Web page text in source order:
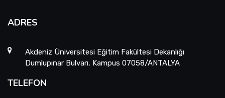
ADRES
Akdeniz Üniversitesi Eğitim Fakültesi Dekanlığı
Dumlupınar Bulvarı, Kampus 07058/ANTALYA
TELEFON